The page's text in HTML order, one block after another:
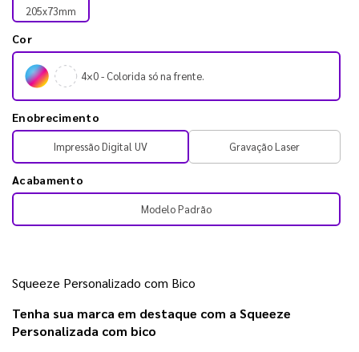
205x73mm
Cor
4×0 - Colorida só na frente.
Enobrecimento
Impressão Digital UV Gravação Laser
Acabamento
Modelo Padrão
Squeeze Personalizado com Bico
Tenha sua marca em destaque com a Squeeze
Personalizada com bico